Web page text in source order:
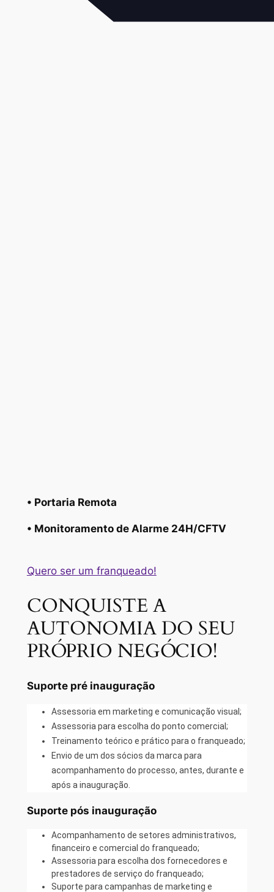
• Portaria Remota
• Monitoramento de Alarme 24H/CFTV
Quero ser um franqueado!
CONQUISTE A
AUTONOMIA DO SEU
PRÓPRIO NEGÓCIO!
Suporte pré inauguração
Assessoria em marketing e comunicação visual;
Assessoria para escolha do ponto comercial;
Treinamento teórico e prático para o franqueado;
Envio de um dos sócios da marca para
acompanhamento do processo, antes, durante e
após a inauguração.
Suporte pós inauguração
Acompanhamento de setores administrativos,
financeiro e comercial do franqueado;
Assessoria para escolha dos fornecedores e
prestadores de serviço do franqueado;
Suporte para campanhas de marketing e